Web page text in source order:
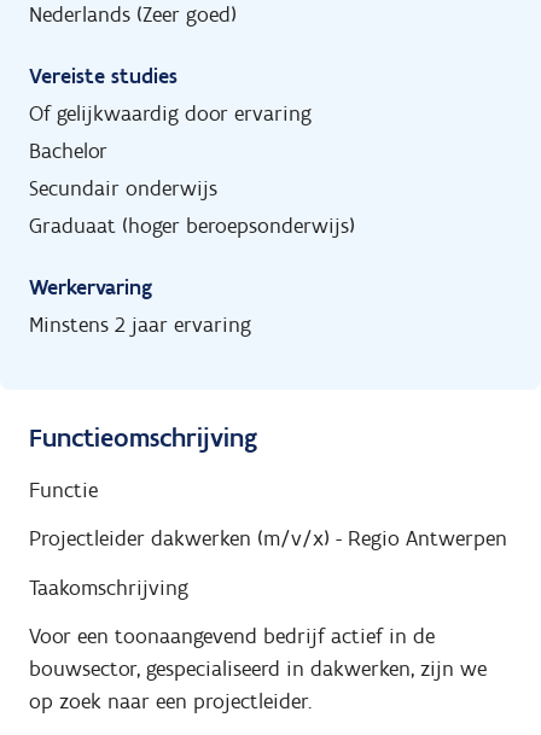
Nederlands (Zeer goed)
Vereiste studies
Of gelijkwaardig door ervaring
Bachelor
Secundair onderwijs
Graduaat (hoger beroepsonderwijs)
Werkervaring
Minstens 2 jaar ervaring
Functieomschrijving
Functie
Projectleider dakwerken (m/v/x) - Regio Antwerpen
Taakomschrijving
Voor een toonaangevend bedrijf actief in de
bouwsector, gespecialiseerd in dakwerken, zijn we
op zoek naar een projectleider.